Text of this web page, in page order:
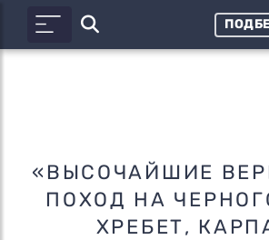
«ВЫСОЧАЙШИЕ
ПОХОД НА
ХРЕБЕТ,